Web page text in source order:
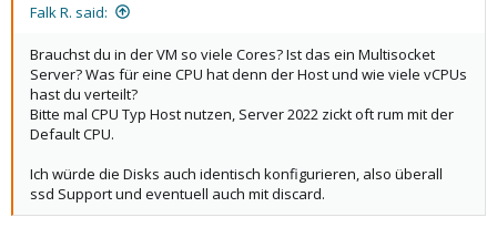
Falk R. said:
Brauchst du in der VM so viele Cores? Ist das ein Multisocket
Server? Was für eine CPU hat denn der Host und wie viele vCPUs
hast du verteilt?
Bitte mal CPU Typ Host nutzen, Server 2022 zickt oft rum mit der
Default CPU.
Ich würde die Disks auch identisch konfigurieren, also überall
ssd Support und eventuell auch mit discard.